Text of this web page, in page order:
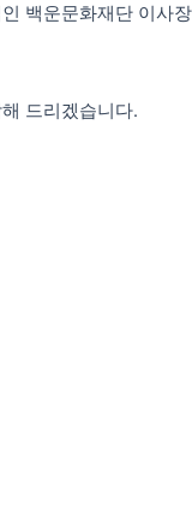
백운문화재단 이사장
드리겠습니다.